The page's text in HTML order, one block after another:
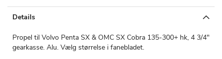
Details
Propel til Volvo Penta SX & OMC SX Cobra 135-300+ hk, 4 3/4"
gearkasse. Alu. Vælg størrelse i fanebladet.